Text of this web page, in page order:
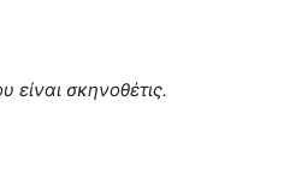
σκηνοθέτις.